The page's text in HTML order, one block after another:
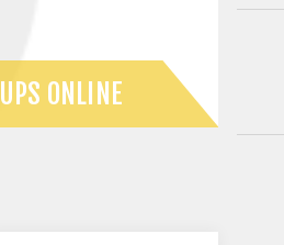
UPS ONLINE